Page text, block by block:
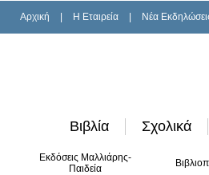
Αρχική H Εταιρεία Νέα
Βιβλία Σχολικά
Εκδόσεις Μαλλιάρης-
Παιδεία